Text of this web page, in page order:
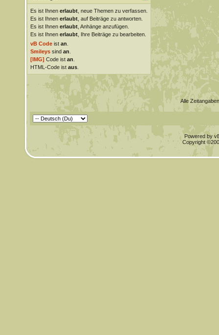
Es ist Ihnen erlaubt, neue Themen zu verfassen.
Es ist Ihnen erlaubt, auf Beiträge zu antworten.
Es ist Ihnen erlaubt, Anhänge anzufügen.
Es ist Ihnen erlaubt, Ihre Beiträge zu bearbeiten.
vB Codeist an
Smileyssind an
[IMG] Code ist an
HTML-Code ist aus.
Alle
Powered by
Copyright